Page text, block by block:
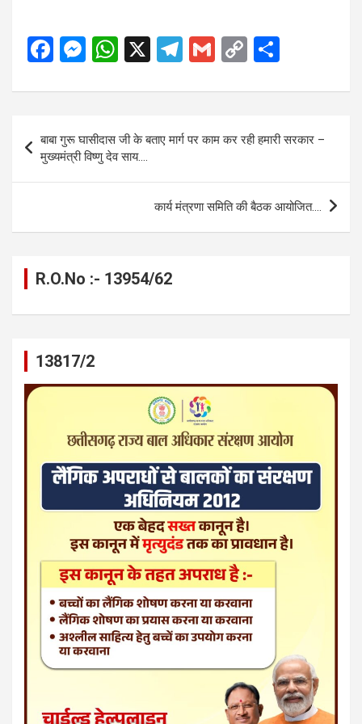
F
ce
o
o
M
se
n
g
er
W
at
s
A
p
X
T
e
gr
a
m
G
ail
C
py
Li
n
k
ar
navigation
बाबा गुरू घासीदास जी के बताए मार्ग पर काम कर रही हमारी सरकार –
मुख्यमंत्री विष्णु देव साय….
कार्य मंत्रणा समिति की बैठक आयोजित….
R.O.No :- 13954/62
13817/2